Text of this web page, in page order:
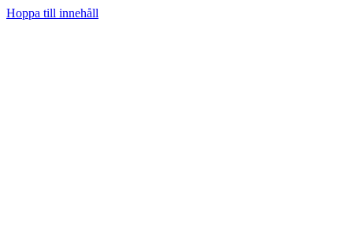
Hoppa till innehåll